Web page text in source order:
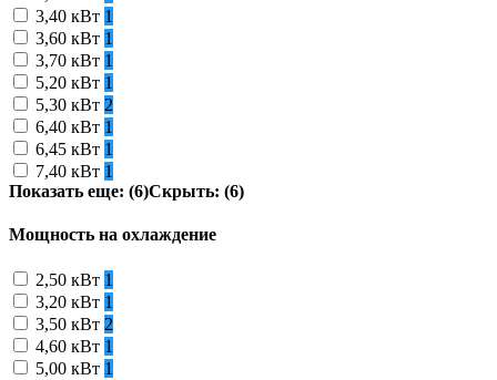
3,40 кВт 1
3,60 кВт 1
3,70 кВт 1
5,20 кВт 1
5,30 кВт 2
6,40 кВт 1
6,45 кВт 1
7,40 кВт 1
Показать еще: (6)Скрыть: (6)
Мощность на охлаждение
2,50 кВт 1
3,20 кВт 1
3,50 кВт 2
4,60 кВт 1
5,00 кВт 1